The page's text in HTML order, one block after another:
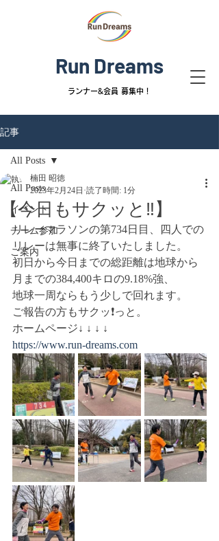
ランナー&会員 募集中！
Run Dreams
記事
All Posts
イベント
チーム参加
ご案内
All Posts
【今日もサクッと‼️】
楠田 昭徳
2023年2月24日 読了時間: 1分
リレーマラソンの第734日目、四人での
リレーは無事に終了いたしました。
初日から今日までの総距離は地球から
月までの384,400キロの9.18%強、
地球一周ならもう少しで回れます。
ご報告の方もサクッ❗️っと。
ホームページ↓ ↓ ↓ ↓
https://www.run-dreams.com